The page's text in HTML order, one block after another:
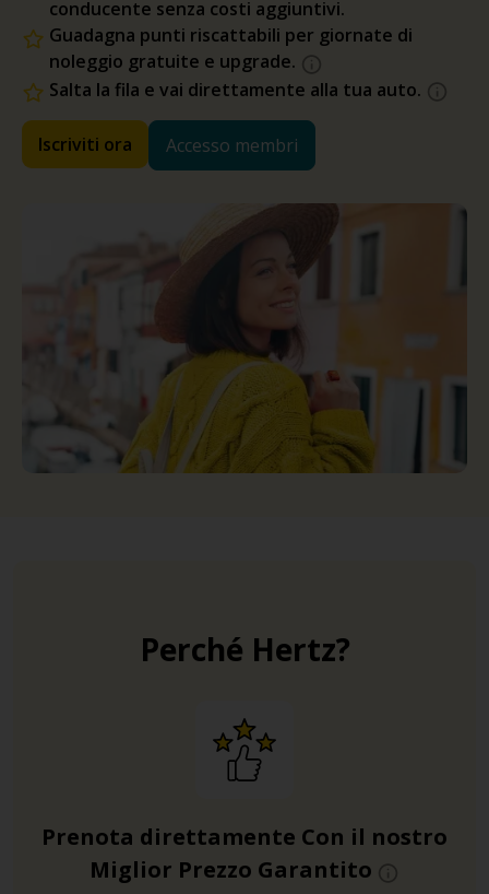
conducente senza costi aggiuntivi.
Guadagna punti riscattabili per giornate di
noleggio gratuite e upgrade.
Salta la fila e vai direttamente alla tua auto.
Iscriviti ora Accesso membri
Perché Hertz?
Prenota direttamente Con il nostro
Miglior Prezzo Garantito